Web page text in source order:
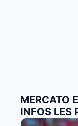
MERCATO
INFOS LES